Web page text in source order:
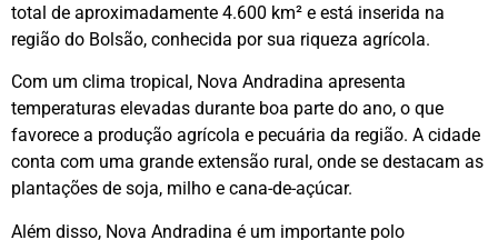
total de aproximadamente 4.600 km² e está inserida na
região do Bolsão, conhecida por sua riqueza agrícola.
Com um clima tropical, Nova Andradina apresenta
temperaturas elevadas durante boa parte do ano, o que
favorece a produção agrícola e pecuária da região. A cidade
conta com uma grande extensão rural, onde se destacam as
plantações de soja, milho e cana-de-açúcar.
Além disso, Nova Andradina é um importante polo